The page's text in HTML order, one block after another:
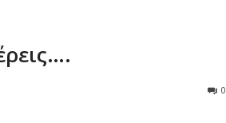
να μείνω έγκυος
0